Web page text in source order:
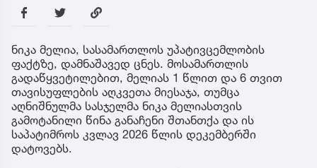
ნიკა მელია, სასამართლოს უპატივცემლობის
ფაქტზე, დამნაშავედ ცნეს. მოსამართლის
გადაწყვეტილებით, მელიას 1 წლით და 6 თვით
თავისუფლების აღკვეთა მიესაჯა, თუმცა
აღნიშნულმა სასჯელმა ნიკა მელიასთვის
გამოტანილი წინა განაჩენი შთანთქა და ის
საპატიმროს კვლავ 2026 წლის დეკემბერში
დატოვებს.